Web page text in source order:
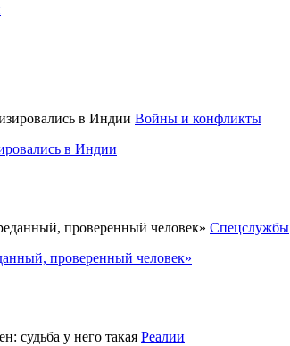
Войны и конфликты
в Индии
Спецслужбы
проверенный человек»
Реалии